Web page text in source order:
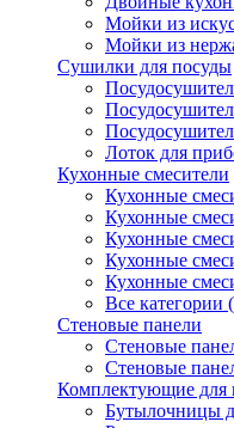
Мойки из
Мойки из
Сушилки для посуды
Лоток для
Кухонные смесители
Кухонные
Кухонные
Кухонные
Кухонные
Кухонные
Все категории
Стеновые панели
Стеновые
Стеновые
Комплектующие для
Бутылочницы